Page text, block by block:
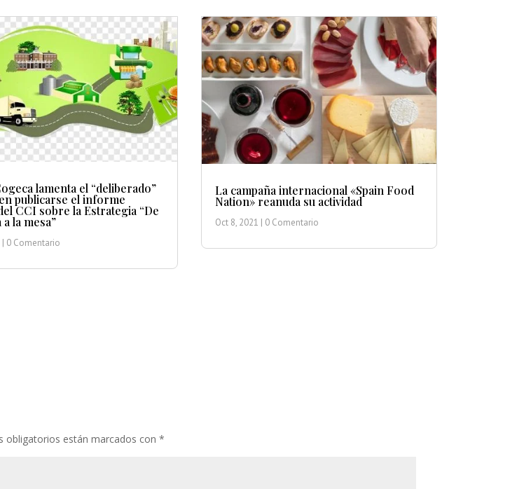
lamenta el “deliberado”
publicarse el informe
CCI sobre la Estrategia “De
la mesa”
| 0 Comentario
La campaña internacional «Spain Food
Nation» reanuda su actividad
Oct 8, 2021 | 0 Comentario
obligatorios están marcados con*